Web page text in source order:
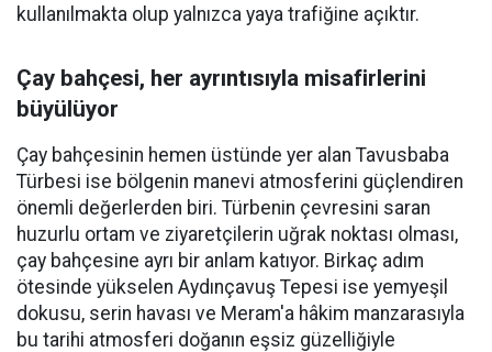
kullanılmakta olup yalnızca yaya trafiğine açıktır.
Çay bahçesi, her ayrıntısıyla misafirlerini
büyülüyor
Çay bahçesinin hemen üstünde yer alan Tavusbaba
Türbesi ise bölgenin manevi atmosferini güçlendiren
önemli değerlerden biri. Türbenin çevresini saran
huzurlu ortam ve ziyaretçilerin uğrak noktası olması,
çay bahçesine ayrı bir anlam katıyor. Birkaç adım
ötesinde yükselen Aydınçavuş Tepesi ise yemyeşil
dokusu, serin havası ve Meram'a hâkim manzarasıyla
bu tarihi atmosferi doğanın eşsiz güzelliğiyle